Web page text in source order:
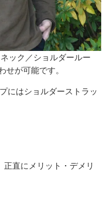
ック／ショルダールー
せが可能です。
にはショルダーストラッ
直にメリット・デメリ